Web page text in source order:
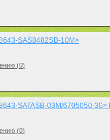
SAS8482SB-10M>
(0)
SATASB-03M/6705050-30>
(0)